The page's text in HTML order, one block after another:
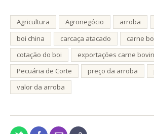
Agricultura Agronegócio arroba
boi china
carcaça atacado
carne
cotação do boi
exportações carne
Pecuária de Corte
preço da arroba
valor da arroba